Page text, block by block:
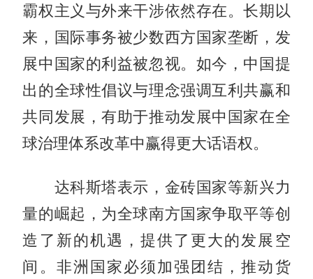
霸权主义与外来干涉依然存在。长期以
来，国际事务被少数西方国家垄断，发
展中国家的利益被忽视。如今，中国提
出的全球性倡议与理念强调互利共赢和
共同发展，有助于推动发展中国家在全
球治理体系改革中赢得更大话语权。
达科斯塔表示，金砖国家等新兴力
量的崛起，为全球南方国家争取平等创
造了新的机遇，提供了更大的发展空
间。非洲国家必须加强团结，推动货